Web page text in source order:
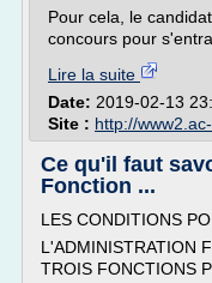
Pour cela, le
concours pour
Lire la suite
Date: 2019-02-13
Site : http://
Ce qu'il faut
Fonction ...
LES CONDITIONS
L'ADMINISTRATION
TROIS FONCTIONS